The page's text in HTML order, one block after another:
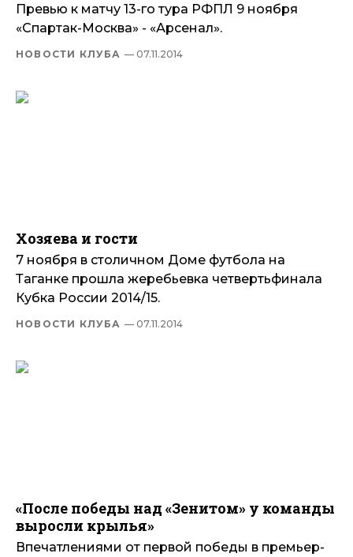
Превью к матчу 13-го тура РФПЛ 9 ноября
«Спартак-Москва» - «Арсенал».
НОВОСТИ КЛУБА — 07.11.2014
Хозяева и гости
7 ноября в столичном Доме футбола на
Таганке прошла жеребьевка четвертьфинала
Кубка России 2014/15.
НОВОСТИ КЛУБА — 07.11.2014
«После победы над «Зенитом» у команды
выросли крылья»
Впечатлениями от первой победы в премьер-